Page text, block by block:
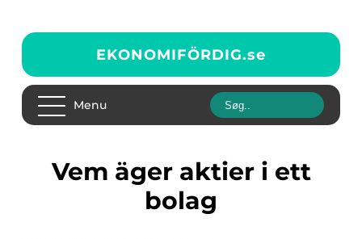
EKONOMIFÖRDIG.se
Menu
Vem äger aktier i ett
bolag